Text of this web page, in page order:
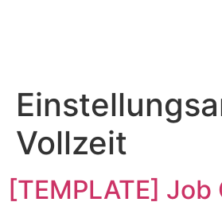
Vollzeit
[TEMPLATE]